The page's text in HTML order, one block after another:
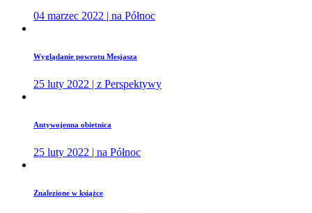
04 marzec 2022 | na Północ
Wyglądanie powrotu Mesjasza
25 luty 2022 | z Perspektywy
Antywojenna obietnica
25 luty 2022 | na Północ
Znalezione w książce